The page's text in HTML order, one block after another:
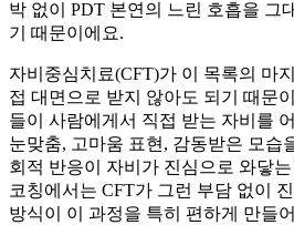
박 없이 PDT 본연의 느린 호흡을 그
기 때문이에요.
자비중심치료(CFT)가 이 목록의 마
접 대면으로 받지 않아도 되기 때문
들이 사람에게서 직접 받는 자비를
눈맞춤, 고마움 표현, 감동받은 모습
회적 반응이 자비가 진심으로 와닿
코칭에서는 CFT가 그런 부담 없이
방식이 이 과정을 특히 편하게 만들